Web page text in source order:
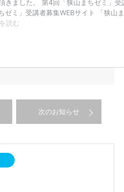
次のお知らせ